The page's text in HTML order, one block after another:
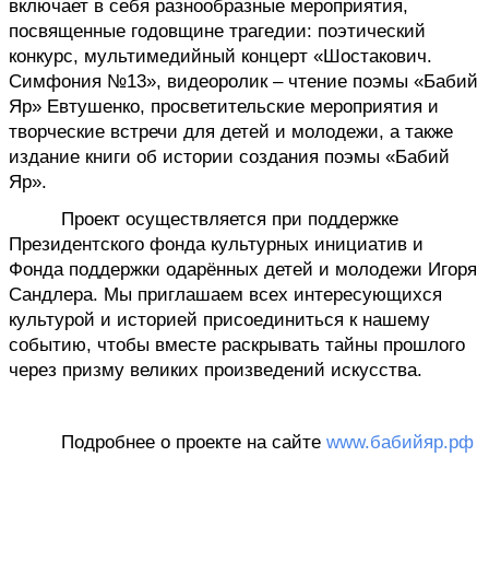
включает в себя разнообразные мероприятия,
посвященные годовщине трагедии: поэтический
конкурс, мультимедийный концерт «Шостакович.
Симфония №13», видеоролик – чтение поэмы «Бабий
Яр» Евтушенко, просветительские мероприятия и
творческие встречи для детей и молодежи, а также
издание книги об истории создания поэмы «Бабий
Яр».
Проект осуществляется при поддержке
Президентского фонда культурных инициатив и
Фонда поддержки одарённых детей и молодежи Игоря
Сандлера. Мы приглашаем всех интересующихся
культурой и историей присоединиться к нашему
событию, чтобы вместе раскрывать тайны прошлого
через призму великих произведений искусства.
Подробнее о проекте на сайте www.бабийяр.рф